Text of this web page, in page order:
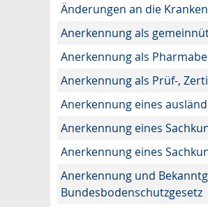
Änderungen an die
Anerkennung als
Anerkennung als
Anerkennung als Prüf-,
Anerkennung eines
Anerkennung eines
Anerkennung eines
Anerkennung und
Bundesbodenschutzgesetz